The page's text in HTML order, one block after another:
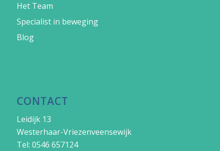
Het Team
Specialist in beweging
Blog
CONTACT
Leidijk 13
Westerhaar-Vriezenveensewijk
Tel: 0546 657124